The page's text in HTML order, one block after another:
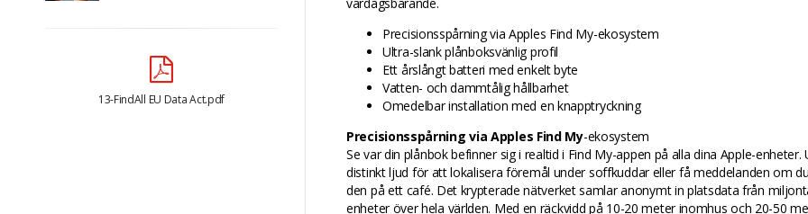
13-FindAll EU Data Act.pdf
Precisionsspårning via Apples Find My-ekosystem
Ultra-slank plånboksvänlig profil
Ett årslångt batteri med enkelt byte
Vatten- och dammtålig hållbarhet
Omedelbar installation med en knapptryckning
Precisionsspårning via Apples Find My-ekosystem
Se var din plånbok befinner sig i realtid i Find My-appen på alla dina Apple-enheter.
distinkt ljud för att lokalisera föremål under soffkuddar eller få meddelanden om
den på ett café. Det krypterade nätverket samlar anonymt in platsdata från
enheter över hela världen. Med en räckvidd på 10-20 meter inomhus och 20-50